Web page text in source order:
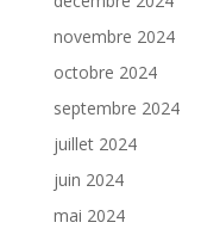
novembre 2024
octobre 2024
septembre 2024
juillet 2024
juin 2024
mai 2024